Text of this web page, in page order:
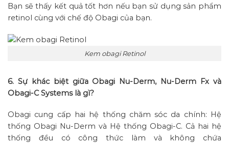
Bạn sẽ thấy kết quả tốt hơn nếu bạn sử dụng sản phẩm
retinol cùng với chế độ Obagi của bạn.
Kem obagi Retinol
6. Sự khác biệt giữa Obagi Nu-Derm, Nu-Derm Fx và
Obagi-C Systems là gì?
Obagi cung cấp hai hệ thống chăm sóc da chính: Hệ
thống Obagi Nu-Derm và Hệ thống Obagi-C. Cả hai hệ
thống đều có công thức làm và không chứa